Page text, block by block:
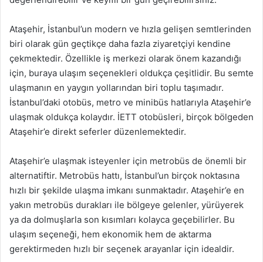
Ataşehir, İstanbul’un modern ve hızla gelişen semtlerinden
biri olarak gün geçtikçe daha fazla ziyaretçiyi kendine
çekmektedir. Özellikle iş merkezi olarak önem kazandığı
için, buraya ulaşım seçenekleri oldukça çeşitlidir. Bu semte
ulaşmanın en yaygın yollarından biri toplu taşımadır.
İstanbul’daki otobüs, metro ve minibüs hatlarıyla Ataşehir’e
ulaşmak oldukça kolaydır. İETT otobüsleri, birçok bölgeden
Ataşehir’e direkt seferler düzenlemektedir.
Ataşehir’e ulaşmak isteyenler için metrobüs de önemli bir
alternatiftir. Metrobüs hattı, İstanbul’un birçok noktasına
hızlı bir şekilde ulaşma imkanı sunmaktadır. Ataşehir’e en
yakın metrobüs durakları ile bölgeye gelenler, yürüyerek
ya da dolmuşlarla son kısımları kolayca geçebilirler. Bu
ulaşım seçeneği, hem ekonomik hem de aktarma
gerektirmeden hızlı bir seçenek arayanlar için idealdir.